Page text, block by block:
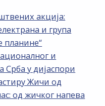
акција:
и група
планине“
и
Срба у дијаспори
Жичи од
од жичког напева